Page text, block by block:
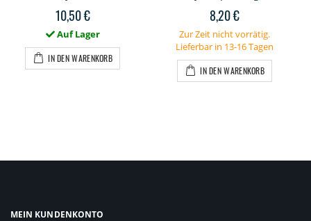
10,50 €
Auf Lager
IN DEN WARENKORB
8,20 €
Zur Zeit nicht vorrätig.
Lieferbar in 13-16 Tagen
IN DEN WARENKORB
MEIN KUNDENKONTO